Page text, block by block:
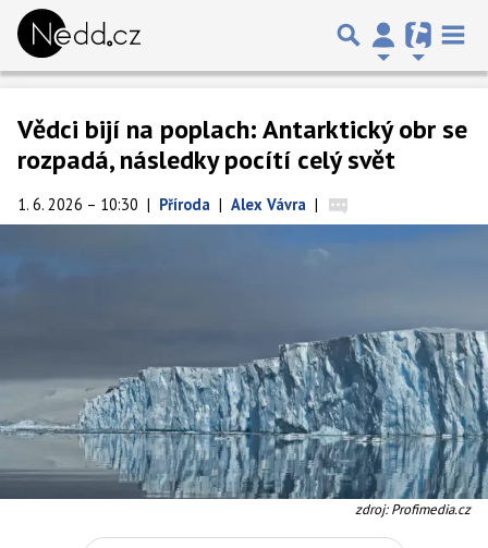
Vědci bijí na poplach: Antarktický obr se
rozpadá, následky pocítí celý svět
1. 6. 2026 – 10:30 | Příroda | Alex Vávra |
zdroj: Profimedia.cz